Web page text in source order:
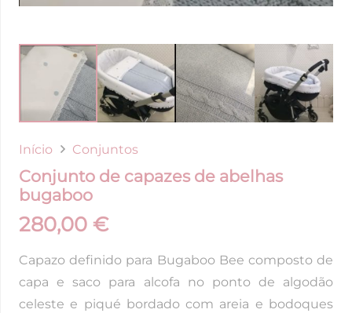
Início Conjuntos
Conjunto de capazes de abelhas
bugaboo
280,00 €
Capazo definido para Bugaboo Bee composto de
capa e saco para alcofa no ponto de algodão
celeste e piqué bordado com areia e bodoques